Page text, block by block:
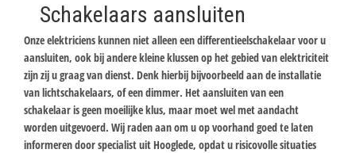
Schakelaars aansluiten
Onze elektriciens kunnen niet alleen een differentieelschakelaar voor u
aansluiten, ook bij andere kleine klussen op het gebied van elektriciteit
zijn zij u graag van dienst. Denk hierbij bijvoorbeeld aan de installatie
van lichtschakelaars, of een dimmer. Het aansluiten van een
schakelaar is geen moeilijke klus, maar moet wel met aandacht
worden uitgevoerd. Wij raden aan om u op voorhand goed te laten
informeren door specialist uit Hooglede, opdat u risicovolle situaties